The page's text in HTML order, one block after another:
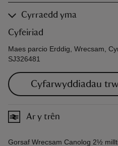
Cyrraedd yma
Cyfeiriad
Maes parcio Erddig, Wrecsam,
SJ326481
Cyfarwyddiadau
Ar y trên
Gorsaf Wrecsam Canolog 2½